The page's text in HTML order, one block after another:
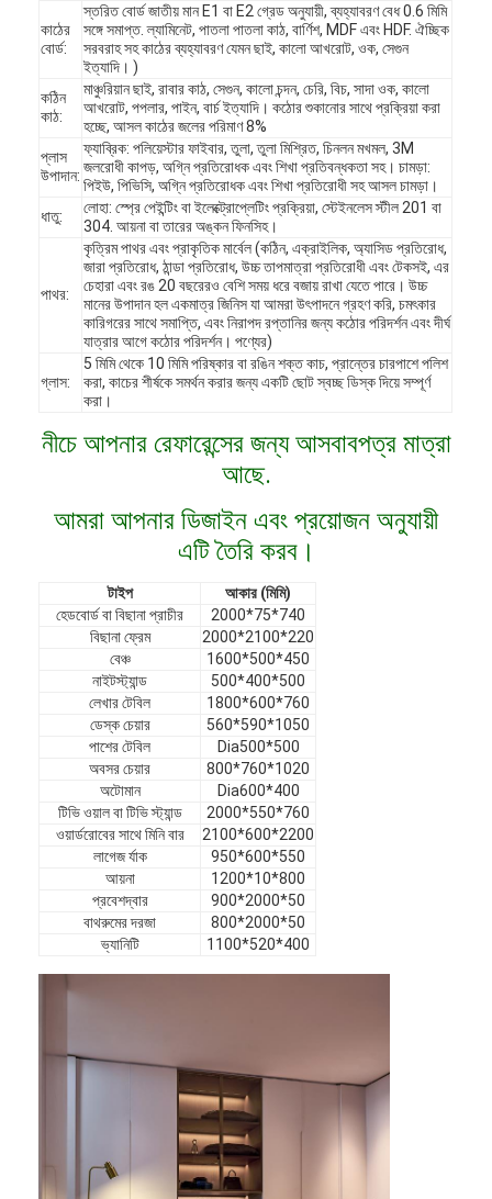
ভিডিও
ভিআর শো
আমাদের সম্পর্কে
কারখানা পরিদর্শন
গুণমান নিয়ন্ত্রণ
আমাদের সাথে যোগাযোগ
সাধারণ জিজ্ঞাস্য
কাঠের
বোর্ড:
স্তরিত বোর্ড জাতীয় মান E1 বা E2 গ্রেড অনুযায়ী, ব্যহ্যাবরণ বেধ 0.6 মিমি
সঙ্গে সমাপ্ত. ল্যামিনেট, পাতলা পাতলা কাঠ, বার্ণিশ, MDF এবং HDF. ঐচ্ছিক
সরবরাহ সহ কাঠের ব্যহ্যাবরণ যেমন ছাই, কালো আখরোট, ওক, সেগুন
ইত্যাদি। )
কঠিন
কাঠ:
মাঞ্চুরিয়ান ছাই, রাবার কাঠ, সেগুন, কালো চন্দন, চেরি, বিচ, সাদা ওক, কালো
আখরোট, পপলার, পাইন, বার্চ ইত্যাদি। কঠোর শুকানোর সাথে প্রক্রিয়া করা
হচ্ছে, আসল কাঠের জলের পরিমাণ 8%
প্লাস
উপাদান:
ফ্যাব্রিক: পলিয়েস্টার ফাইবার, তুলা, তুলা মিশ্রিত, চিনলন মখমল, 3M
জলরোধী কাপড়, অগ্নি প্রতিরোধক এবং শিখা প্রতিবন্ধকতা সহ। চামড়া:
পিইউ, পিভিসি, অগ্নি প্রতিরোধক এবং শিখা প্রতিরোধী সহ আসল চামড়া।
ধাতু:
লোহা: স্প্রে পেইন্টিং বা ইলেক্ট্রোপ্লেটিং প্রক্রিয়া, স্টেইনলেস স্টীল 201 বা
304. আয়না বা তারের অঙ্কন ফিনসিহ।
পাথর:
কৃত্রিম পাথর এবং প্রাকৃতিক মার্বেল (কঠিন, এক্রাইলিক, অ্যাসিড প্রতিরোধ,
জারা প্রতিরোধ, ঠান্ডা প্রতিরোধ, উচ্চ তাপমাত্রা প্রতিরোধী এবং টেকসই, এর
চেহারা এবং রঙ 20 বছরেরও বেশি সময় ধরে বজায় রাখা যেতে পারে। উচ্চ
মানের উপাদান হল একমাত্র জিনিস যা আমরা উৎপাদনে গ্রহণ করি, চমৎকার
কারিগরের সাথে সমাপ্তি, এবং নিরাপদ রপ্তানির জন্য কঠোর পরিদর্শন এবং দীর্ঘ
যাত্রার আগে কঠোর পরিদর্শন। পণ্যের)
গ্লাস:
5 মিমি থেকে 10 মিমি পরিষ্কার বা রঙিন শক্ত কাচ, প্রান্তের চারপাশে পলিশ
করা, কাচের শীর্ষকে সমর্থন করার জন্য একটি ছোট স্বচ্ছ ডিস্ক দিয়ে সম্পূর্ণ
করা।
নীচে আপনার রেফারেন্সের জন্য আসবাবপত্র মাত্রা
আছে.
আমরা আপনার ডিজাইন এবং প্রয়োজন অনুযায়ী
এটি তৈরি করব।
টাইপ
আকার (মিমি)
হেডবোর্ড বা বিছানা প্রাচীর
2000*75*740
বিছানা ফ্রেম
2000*2100*220
বেঞ্চ
1600*500*450
নাইটস্ট্যান্ড
500*400*500
লেখার টেবিল
1800*600*760
ডেস্ক চেয়ার
560*590*1050
পাশের টেবিল
Dia500*500
অবসর চেয়ার
800*760*1020
অটোমান
Dia600*400
টিভি ওয়াল বা টিভি স্ট্যান্ড
2000*550*760
ওয়ার্ডরোবের সাথে মিনি বার
2100*600*2200
লাগেজ র্যাক
950*600*550
আয়না
1200*10*800
প্রবেশদ্বার
900*2000*50
বাথরুমের দরজা
800*2000*50
ভ্যানিটি
1100*520*400